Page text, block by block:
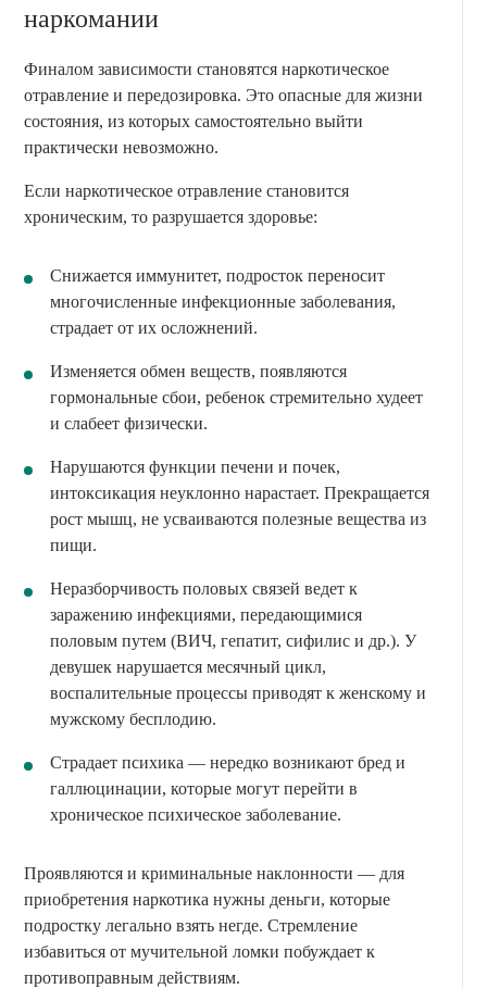
наркомании
Финалом зависимости становятся наркотическое
отравление и передозировка. Это опасные для жизни
состояния, из которых самостоятельно выйти
практически невозможно.
Если наркотическое отравление становится
хроническим, то разрушается здоровье:
Снижается иммунитет, подросток переносит
многочисленные инфекционные заболевания,
страдает от их осложнений.
Изменяется обмен веществ, появляются
гормональные сбои, ребенок стремительно худеет
и слабеет физически.
Нарушаются функции печени и почек,
интоксикация неуклонно нарастает. Прекращается
рост мышц, не усваиваются полезные вещества из
пищи.
Неразборчивость половых связей ведет к
заражению инфекциями, передающимися
половым путем (ВИЧ, гепатит, сифилис и др.). У
девушек нарушается месячный цикл,
воспалительные процессы приводят к женскому и
мужскому бесплодию.
Страдает психика — нередко возникают бред и
галлюцинации, которые могут перейти в
хроническое психическое заболевание.
Проявляются и криминальные наклонности — для
приобретения наркотика нужны деньги, которые
подростку легально взять негде. Стремление
избавиться от мучительной ломки побуждает к
противоправным действиям.